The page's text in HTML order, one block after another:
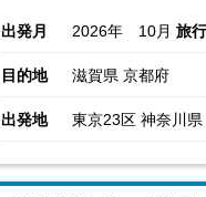
出発月 2026年 10月 旅
目的地 滋賀県 京都府
出発地 東京23区 神奈川県